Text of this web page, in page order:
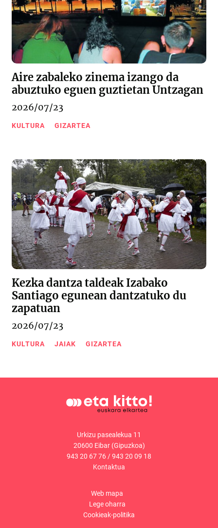
Aire zabaleko zinema izango da
abuztuko eguen guztietan Untzagan
2026/07/23
KULTURA GIZARTEA
Kezka dantza taldeak Izabako
Santiago egunean dantzatuko du
zapatuan
2026/07/23
KULTURA JAIAK GIZARTEA
Urkizu pasealekua 11
20600 Eibar (Gipuzkoa)
943 20 67 76/943 20 09 18
Kontaktua
Web mapa
Lege oharra
Cookieak-politika